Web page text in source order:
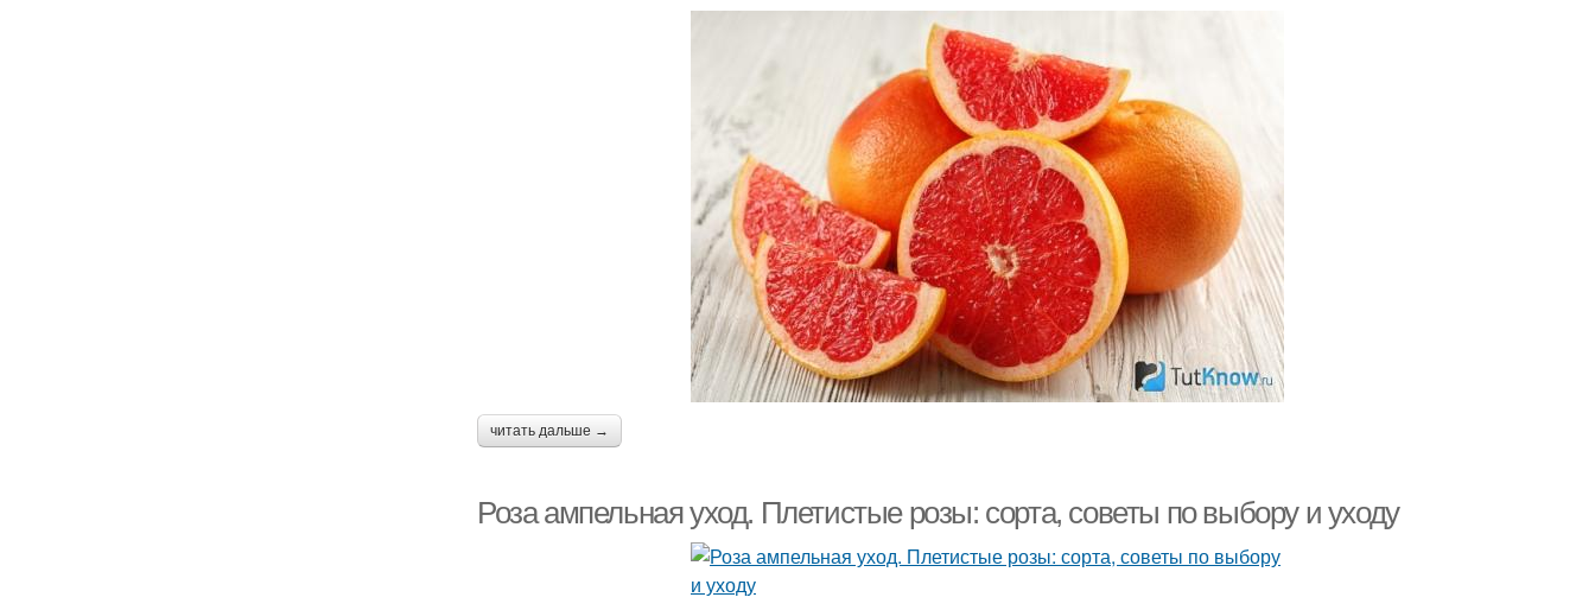
читать дальше →
Роза ампельная уход. Плетистые розы: сорта, советы по выбору и уходу